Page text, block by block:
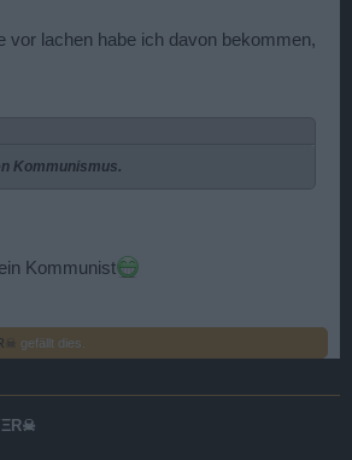
vor lachen habe ich davon bekommen,
Kommunismus.
Kommunist
gefällt dies.